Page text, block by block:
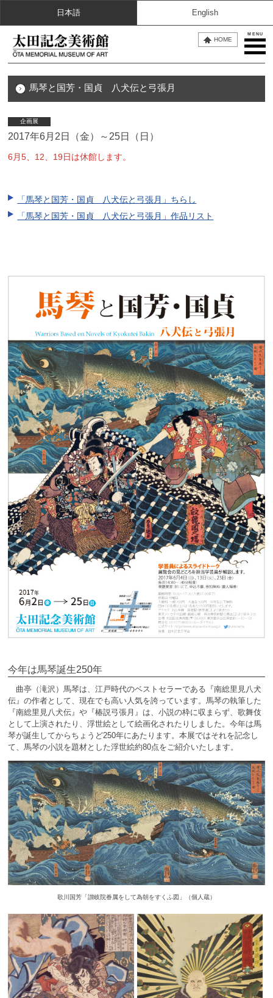
MENU
HOME
日本語 English
馬琴と国芳・国貞 八犬伝と弓張月
企画展
2017年6月2日（金）～25日（日）
6月5、12、19日は休館します。
「馬琴と国芳・国貞 八犬伝と弓張月」ちらし
「馬琴と国芳・国貞 八犬伝と弓張月」作品リスト
今年は馬琴誕生250年
曲亭（滝沢）馬琴は、江戸時代のベストセラーである『南総里見八犬
伝』の作者として、現在でも高い人気を誇っています。馬琴の執筆した
『南総里見八犬伝』や『椿説弓張月』は、小説の枠に収まらず、歌舞伎
として上演されたり、浮世絵として絵画化されたりしました。今年は馬
琴が誕生してからちょうど250年にあたります。本展ではそれを記念し
て、馬琴の小説を題材とした浮世絵約80点をご紹介いたします。
歌川国芳「讃岐院眷属をして為朝をすくふ図」（個人蔵）